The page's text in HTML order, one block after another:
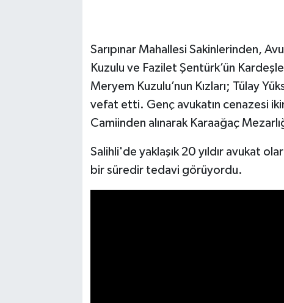
Sarıpınar Mahallesi Sakinlerinden,
Kuzulu ve Fazilet Şentürk’ün
Meryem Kuzulu’nun Kızları; Tülay
vefat etti. Genç avukatın cenazesi
Camiinden alınarak Karaağaç
Salihli'de yaklaşık 20 yıldır avukat
bir süredir tedavi görüyordu.